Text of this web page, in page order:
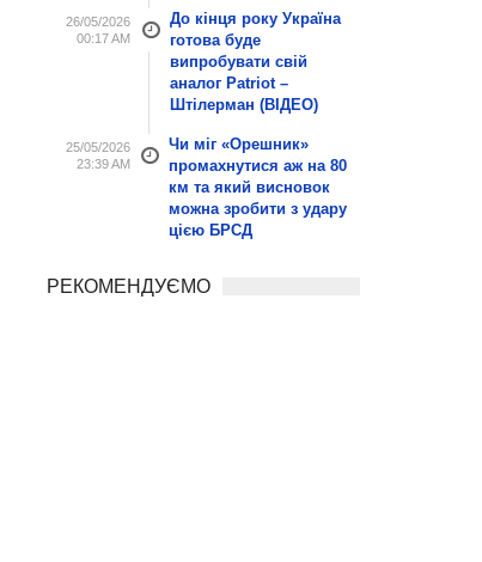
26/05/2026
00:17 AM
До кінця року Україна
готова буде
випробувати свій
аналог Patriot –
Штілерман (ВІДЕО)
25/05/2026
23:39 AM
Чи міг «Орешник»
промахнутися аж на 80
км та який висновок
можна зробити з удару
цією БРСД
РЕКОМЕНДУЄМО